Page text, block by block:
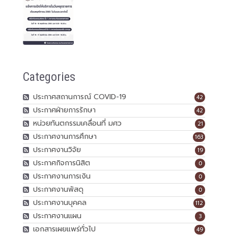
Categories
42
ประกาศสถานการณ์ COVID-19
42
ประกาศฝ่ายการรักษา
21
หน่วยทันตกรรมเคลื่อนที่ มศว
163
ประกาศงานการศึกษา
19
ประกาศงานวิจัย
0
ประกาศกิจการนิสิต
0
ประกาศงานการเงิน
0
ประกาศงานพัสดุ
112
ประกาศงานบุคคล
3
ประกาศงานแผน
49
เอกสารเผยแพร่ทั่วไป